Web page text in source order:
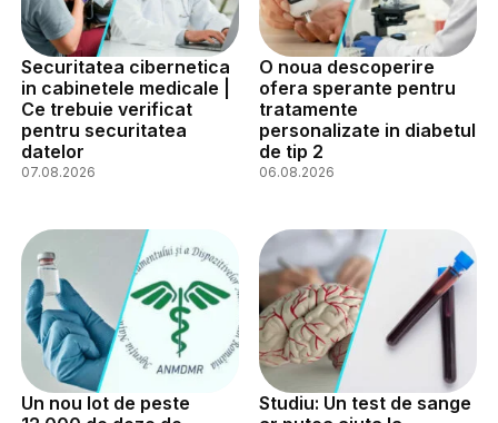
Securitatea cibernetica
in cabinetele medicale |
Ce trebuie verificat
pentru securitatea
datelor
07.08.2026
O noua descoperire
ofera sperante pentru
tratamente
personalizate in diabetul
de tip 2
06.08.2026
Un nou lot de peste
Studiu: Un test de sange